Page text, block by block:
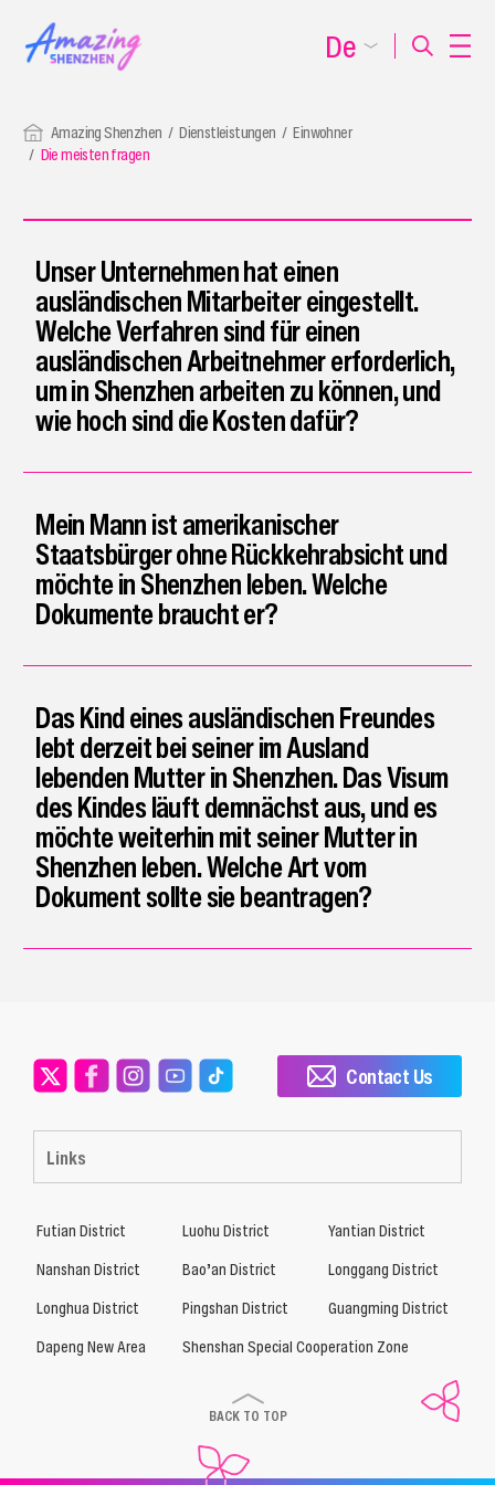
Amazing Shenzhen Dienstleistungen
Einwohner
Die meisten fragen
Unser Unternehmen hat einen
ausländischen Mitarbeiter eingestellt.
Welche Verfahren sind für einen
ausländischen Arbeitnehmer erforderlich,
um in Shenzhen arbeiten zu können, und
wie hoch sind die Kosten dafür?
Mein Mann ist amerikanischer
Staatsbürger ohne Rückkehrabsicht und
möchte in Shenzhen leben. Welche
Dokumente braucht er?
Das Kind eines ausländischen Freundes
lebt derzeit bei seiner im Ausland
lebenden Mutter in Shenzhen. Das Visum
des Kindes läuft demnächst aus, und es
möchte weiterhin mit seiner Mutter in
Shenzhen leben. Welche Art vom
Dokument sollte sie beantragen?
De
Links
Contact Us
Futian District Luohu District
Yantian District
Nanshan District
Bao’an District
Longgang District
Longhua District
Pingshan District
Guangming District
Dapeng New Area
Shenshan Special Cooperation Zone
BACK TO TOP